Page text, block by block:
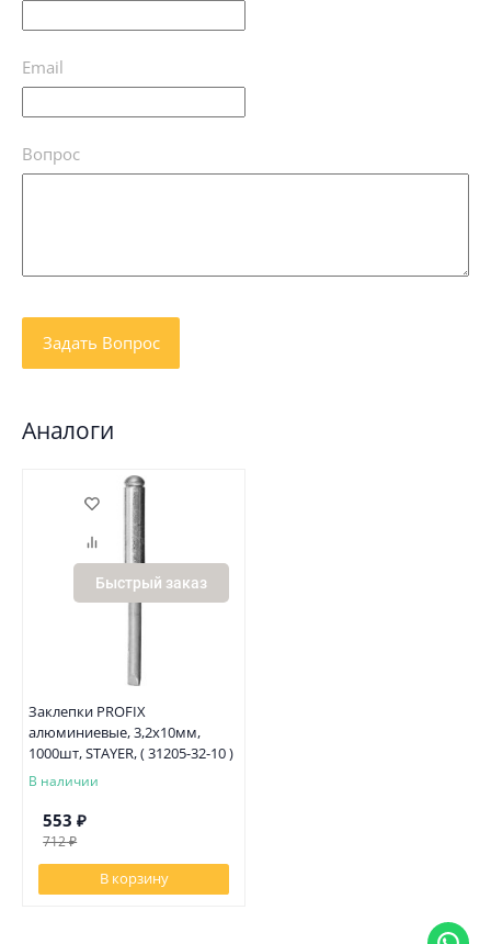
Email
Вопрос
Аналоги
Быстрый заказ
Заклепки PROFIX
алюминиевые, 3,2х10мм,
1000шт, STAYER, ( 31205-32-10 )
В наличии
553 ₽
712₽
В корзину